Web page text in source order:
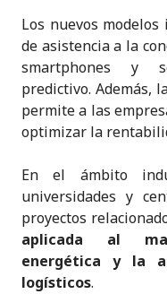
Los nuevos
de asistencia a la
smartphones y
predictivo. Además,
permite a las
optimizar la
En el ámbito
universidades y
proyectos
aplicada al
energética y la
logísticos.